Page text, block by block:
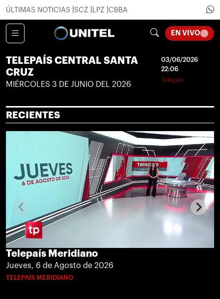
ÚLTIMAS NOTICIAS SCZ LPZ CBBA
EN VIVO
TELEPAÍS CENTRAL SANTA
CRUZ
MIÉRCOLES 3 DE JUNIO DEL 2026
03/06/2026
22:06
Telepaís
RECIENTES
Telepaís Meridiano
Jueves, 6 de Agosto de 2026
TELEPAÍS MERIDIANO